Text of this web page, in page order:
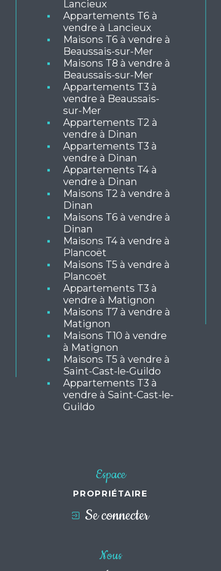
Maisons T6 à vendre à
Lancieux
Appartements T6 à
vendre à Lancieux
Maisons T6 à vendre à
Beaussais-sur-Mer
Maisons T8 à vendre à
Beaussais-sur-Mer
Appartements T3 à
vendre à Beaussais-
sur-Mer
Appartements T2 à
vendre à Dinan
Appartements T3 à
vendre à Dinan
Appartements T4 à
vendre à Dinan
Maisons T2 à vendre à
Dinan
Maisons T6 à vendre à
Dinan
Maisons T4 à vendre à
Plancoët
Maisons T5 à vendre à
Plancoët
Appartements T3 à
vendre à Matignon
Maisons T7 à vendre à
Matignon
Maisons T10 à vendre
à Matignon
Maisons T5 à vendre à
Saint-Cast-le-Guildo
Appartements T3 à
vendre à Saint-Cast-le-
Espace
Nous